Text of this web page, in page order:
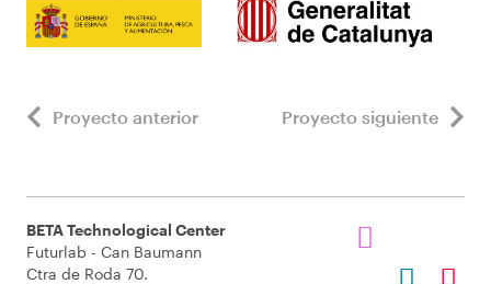
Proyecto anterior Proyecto siguiente
BETA Technological Center
Futurlab - Can Baumann
Ctra de Roda 70.